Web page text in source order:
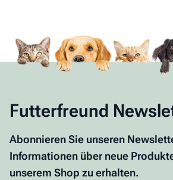
Futterfreund
Abonnieren Sie unseren
Informationen über neue
unserem Shop zu erhalten.